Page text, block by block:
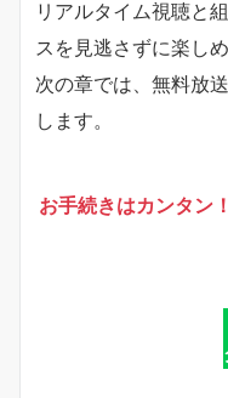
リアルタイム視聴と
スを見逃さずに楽しめ
次の章では、無料放
します。
お手続きはカンタン